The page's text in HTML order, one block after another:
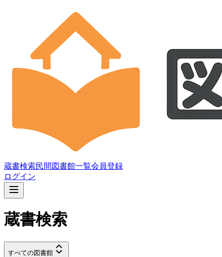
蔵書検索民間図書館一覧会員登録
ログイン
蔵書検索
すべての図書館